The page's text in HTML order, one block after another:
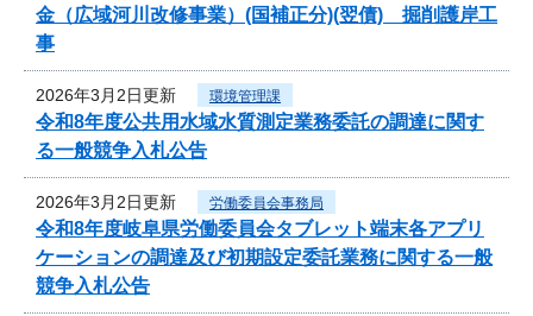
金（広域河川改修事業）(国補正分)(翌債) 掘削護岸工
事
2026年3月2日更新 環境管理課
令和8年度公共用水域水質測定業務委託の調達に関す
る一般競争入札公告
2026年3月2日更新 労働委員会事務局
令和8年度岐阜県労働委員会タブレット端末各アプリ
ケーションの調達及び初期設定委託業務に関する一般
競争入札公告